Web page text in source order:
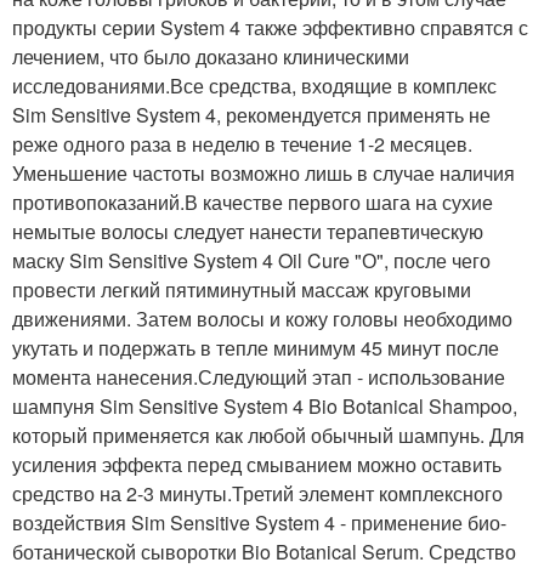
продукты серии System 4 также эффективно справятся с
лечением, что было доказано клиническими
исследованиями.Все средства, входящие в комплекс
Sim Sensitive System 4, рекомендуется применять не
реже одного раза в неделю в течение 1-2 месяцев.
Уменьшение частоты возможно лишь в случае наличия
противопоказаний.В качестве первого шага на сухие
немытые волосы следует нанести терапевтическую
маску Sim Sensitive System 4 Oil Cure "О", после чего
провести легкий пятиминутный массаж круговыми
движениями. Затем волосы и кожу головы необходимо
укутать и подержать в тепле минимум 45 минут после
момента нанесения.Следующий этап - использование
шампуня Sim Sensitive System 4 Bio Botanical Shampoo,
который применяется как любой обычный шампунь. Для
усиления эффекта перед смыванием можно оставить
средство на 2-3 минуты.Третий элемент комплексного
воздействия Sim Sensitive System 4 - применение био-
ботанической сыворотки Bio Botanical Serum. Средство